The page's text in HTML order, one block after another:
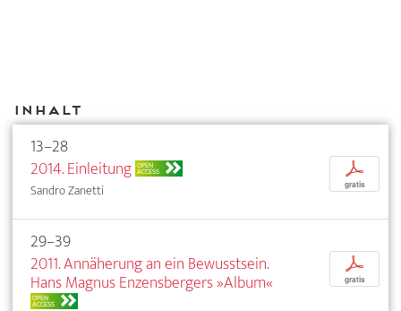
Inhalt
13–28
2014. Einleitung OPEN
ACCESS
Sandro Zanetti
p
gratis
29–39
2011. Annäherung an ein Bewusstsein.
Hans Magnus Enzensbergers »Album«
OPEN
ACCESS
p
gratis